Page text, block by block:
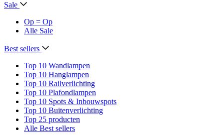
Sale
Op = Op
Alle Sale
Best sellers
Top 10 Wandlampen
Top 10 Hanglampen
Top 10 Railverlichting
Top 10 Plafondlampen
Top 10 Spots & Inbouwspots
Top 10 Buitenverlichting
Top 25 producten
Alle Best sellers